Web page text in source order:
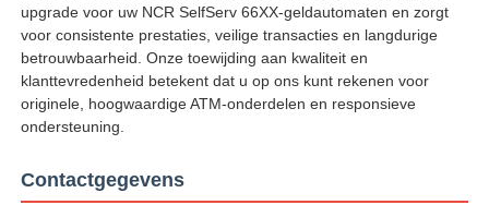
upgrade voor uw NCR SelfServ 66XX-geldautomaten en zorgt
voor consistente prestaties, veilige transacties en langdurige
betrouwbaarheid. Onze toewijding aan kwaliteit en
klanttevredenheid betekent dat u op ons kunt rekenen voor
originele, hoogwaardige ATM-onderdelen en responsieve
ondersteuning.
Contactgegevens